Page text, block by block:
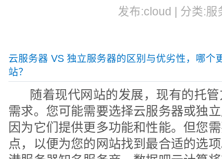
发布:cloud | 分类:服
云服务器 VS 独立服务器的区别与优劣性，哪个
站？
随着现代网站的发展，现有的托
需求。您可能需要选择云服务器或独
因为它们提供更多功能和性能。但您
点，以便为您的网站找到最合适的选